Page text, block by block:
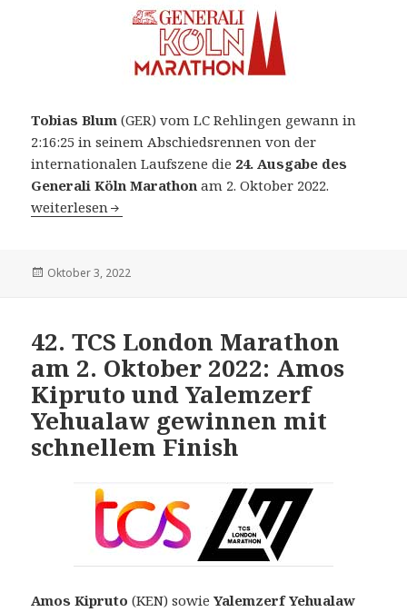
Tobias Blum (GER) vom LC Rehlingen gewann in
2:16:25 in seinem Abschiedsrennen von der
internationalen Laufszene die 24. Ausgabe des
Generali Köln Marathonam 2. Oktober 2022.
24. Generali Köln Marathon am 2. Oktober 2022:
weiterlesen
Veröffentlicht
Oktober 3, 2022
42. TCS London Marathon
am 2. Oktober 2022: Amos
Kipruto und Yalemzerf
Yehualaw gewinnen mit
schnellem Finish
Amos Kipruto (KEN) sowieYalemzerf Yehualaw